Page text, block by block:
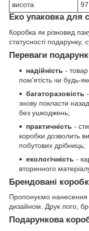
висота
Еко упаковка для
Коробка як різновид
статусності подарунку,
Переваги
надійність - товар
пом'ятість чи будь-
багаторазовість
знову покласти
без ушкоджень;
практичність -
коробки дозволить
побутових дрібниць;
екологічність -
вторинного
Брендовані
Пропонуємо
дизайном. Друк лого,
Подарункова